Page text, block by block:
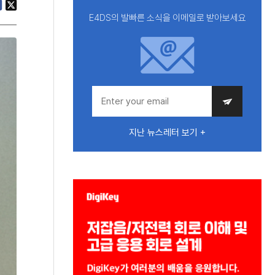
E4DS의 발빠른 소식을 이메일로 받아보세요
지난 뉴스레터 보기 +